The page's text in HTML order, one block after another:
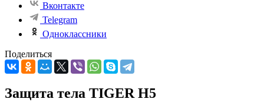
Вконтакте
Telegram
Одноклассники
Поделиться
Защита тела TIGER H5